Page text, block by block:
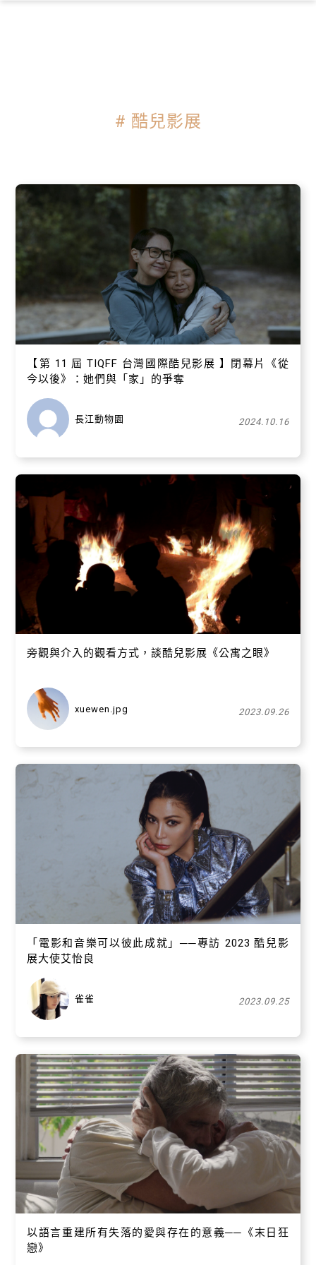
# 酷兒影展
【​第 11 屆 TIQFF 台灣國際酷兒影展 】閉幕片《從
今以後》：她們與「家」的爭奪
長江動物園 2024.10.16
旁觀與介入的觀看方式，談酷兒影展《公寓之眼》
xuewen.jpg 2023.09.26
「電影和音樂可以彼此成就」──專訪 2023 酷兒影
展大使艾怡良
雀雀 2023.09.25
以語言重建所有失落的愛與存在的意義──《末日狂
戀》